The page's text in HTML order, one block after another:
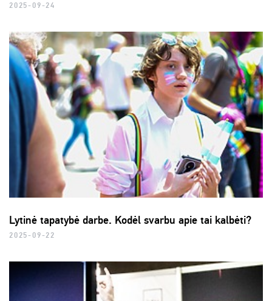
2025-09-24
Lytinė tapatybė darbe. Kodėl svarbu apie tai kalbėti?
2025-09-22